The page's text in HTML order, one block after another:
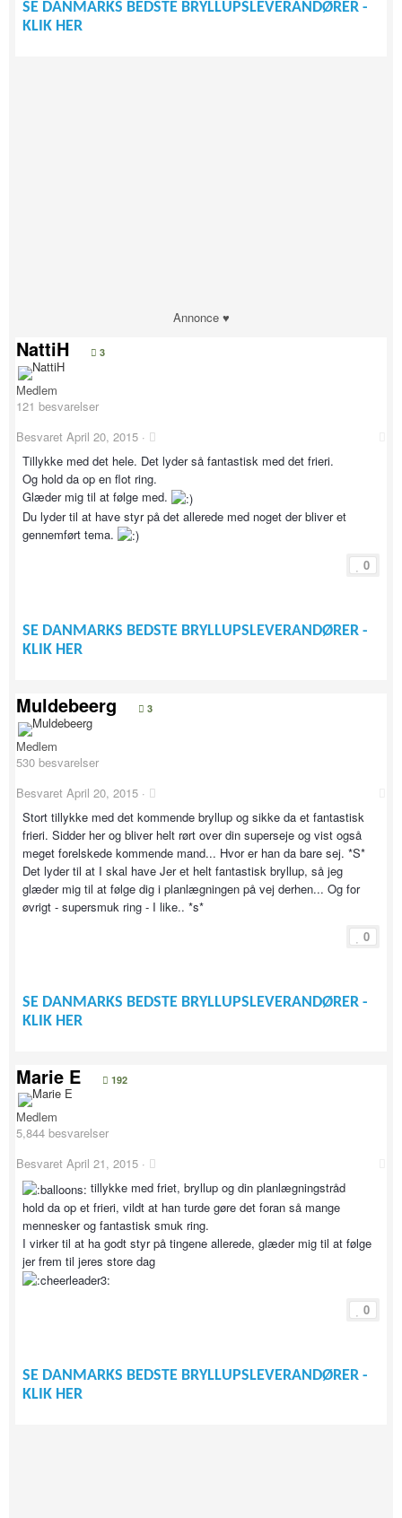
SE DANMARKS BEDSTE BRYLLUPSLEVERANDØRER -
KLIK HER
Annonce ♥
NattiH 3
Medlem
121 besvarelser
Besvaret April 20, 2015 ·
Tillykke med det hele. Det lyder så fantastisk med det frieri.
Og hold da op en flot ring.
Glæder mig til at følge med.
Du lyder til at have styr på det allerede med noget der bliver et
gennemført tema.
0
SE DANMARKS BEDSTE BRYLLUPSLEVERANDØRER -
KLIK HER
Muldebeerg 3
Medlem
530 besvarelser
Besvaret April 20, 2015 ·
Stort tillykke med det kommende bryllup og sikke da et fantastisk
frieri. Sidder her og bliver helt rørt over din superseje og vist også
meget forelskede kommende mand... Hvor er han da bare sej. *S*
Det lyder til at I skal have Jer et helt fantastisk bryllup, så jeg
glæder mig til at følge dig i planlægningen på vej derhen... Og for
øvrigt - supersmuk ring - I like.. *s*
0
SE DANMARKS BEDSTE BRYLLUPSLEVERANDØRER -
KLIK HER
Marie E 192
Medlem
5,844 besvarelser
Besvaret April 21, 2015 ·
tillykke med friet, bryllup og din planlægningstråd
hold da op et frieri, vildt at han turde gøre det foran så mange
mennesker og fantastisk smuk ring.
I virker til at ha godt styr på tingene allerede, glæder mig til at følge
jer frem til jeres store dag
0
SE DANMARKS BEDSTE BRYLLUPSLEVERANDØRER -
KLIK HER